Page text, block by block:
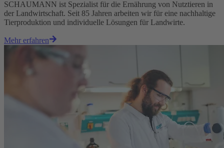
SCHAUMANN ist Spezialist für die Ernährung von Nutztieren in
der Landwirtschaft. Seit 85 Jahren arbeiten wir für eine nachhaltige
Tierproduktion und individuelle Lösungen für Landwirte.
Mehr erfahren